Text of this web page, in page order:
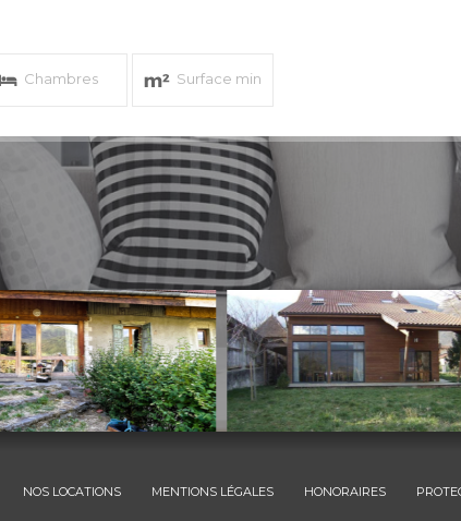
NOS LOCATIONS MENTIONS LÉGALES HONORAIRES